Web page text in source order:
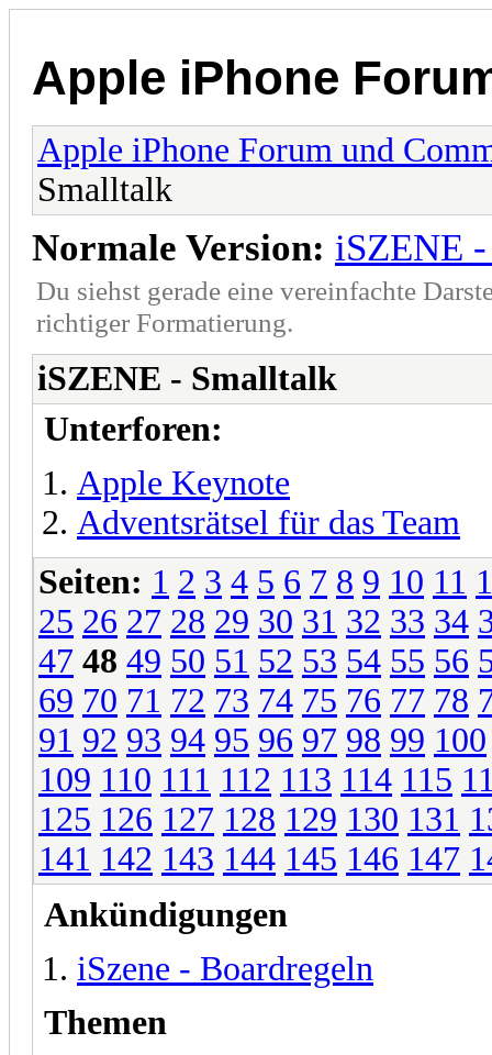
Apple iPhone
Apple iPhone Forum und
Smalltalk
Normale Version: iSZENE
Du siehst gerade eine vereinfachte
richtiger Formatierung.
iSZENE - Smalltalk
Unterforen:
Apple Keynote
Adventsrätsel für das Team
Seiten: 1 2 3 4 5 6 7 8 9 10 11
25 26 27 28 29 30 31 32 33 34
47 48 49 50 51 52 53 54 55 56
69 70 71 72 73 74 75 76 77 78
91 92 93 94 95 96 97 98 99 100
109 110 111 112 113 114 115
125 126 127 128 129 130 131
141 142 143 144 145 146 147
Ankündigungen
iSzene - Boardregeln
Themen